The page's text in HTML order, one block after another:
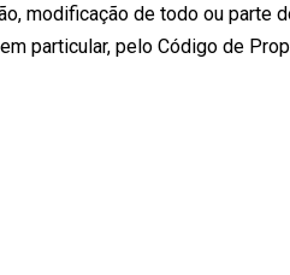
modificação de todo ou
particular, pelo Código de